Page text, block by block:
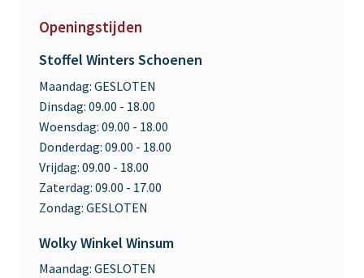
Openingstijden
Stoffel Winters Schoenen
Maandag: GESLOTEN
Dinsdag: 09.00 - 18.00
Woensdag: 09.00 - 18.00
Donderdag: 09.00 - 18.00
Vrijdag: 09.00 - 18.00
Zaterdag: 09.00 - 17.00
Zondag: GESLOTEN
Wolky Winkel Winsum
Maandag: GESLOTEN